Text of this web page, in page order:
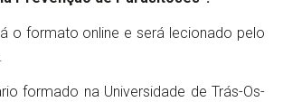
o formato online e será lecionado pelo
formado na Universidade de Trás-Os-